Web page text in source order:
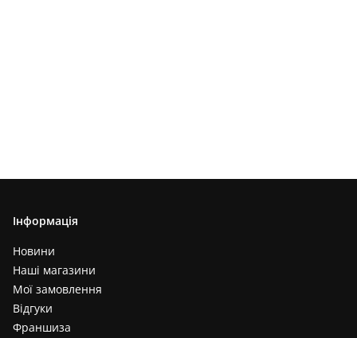
Інформація
Новини
Наші магазини
Мої замовлення
Відгуки
Франшиза